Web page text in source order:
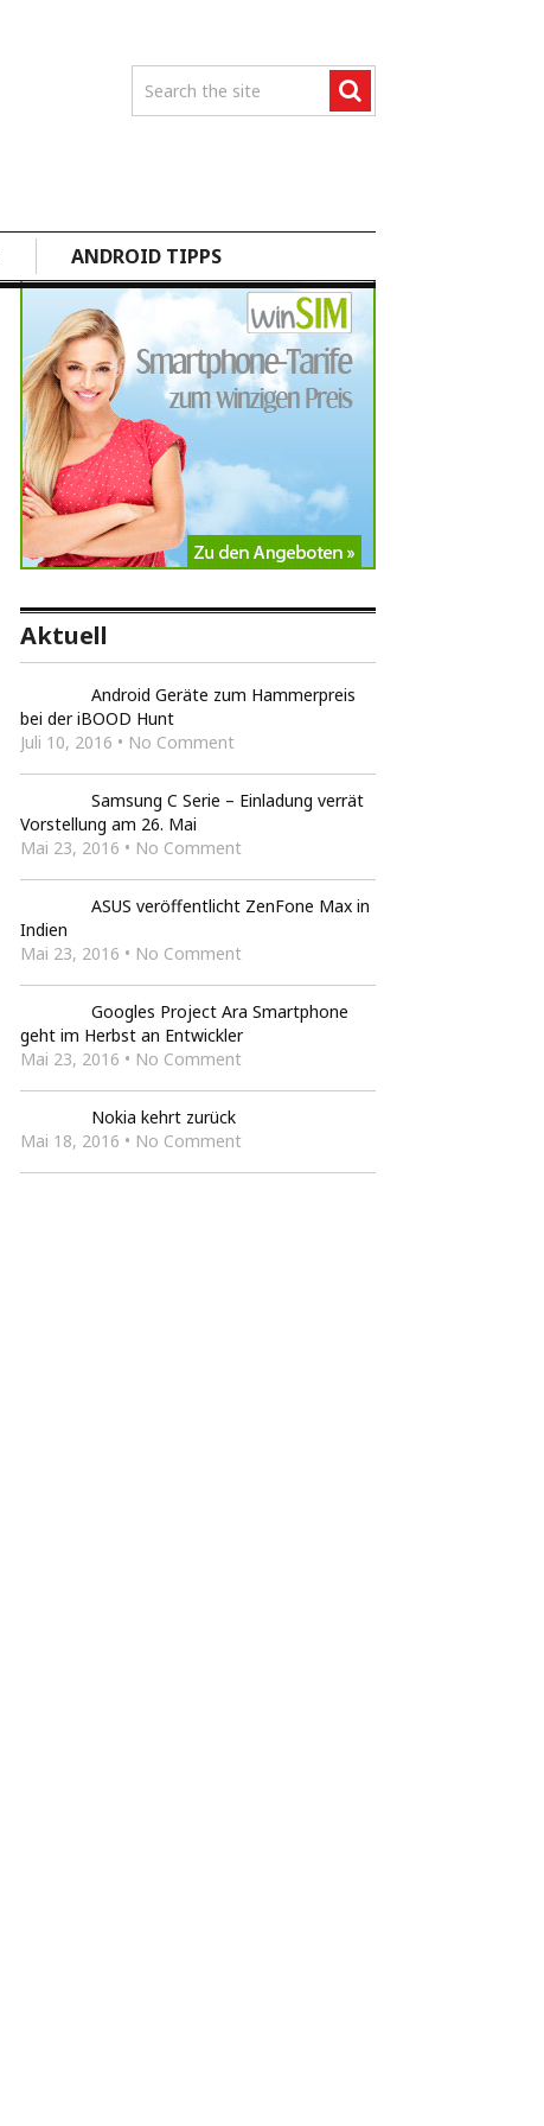
ANDROID TIPPS
Aktuell
Android Geräte zum Hammerpreis
bei der iBOOD Hunt
Juli 10, 2016 • No Comment
Samsung C Serie – Einladung verrät
Vorstellung am 26. Mai
Mai 23, 2016 • No Comment
ASUS veröffentlicht ZenFone Max in
Indien
Mai 23, 2016 • No Comment
Googles Project Ara Smartphone
geht im Herbst an Entwickler
Mai 23, 2016 • No Comment
Nokia kehrt zurück
Mai 18, 2016 • No Comment